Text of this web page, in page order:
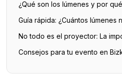
¿Qué son los lúmenes y por
Guía rápida: ¿Cuántos lúmenes
No todo es el proyector: La
Consejos para tu evento en